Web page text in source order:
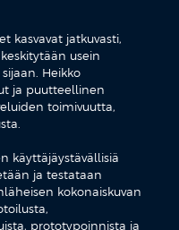
kasvavat jatkuvasti,
usein
Heikko
ja puutteellinen
toimivuutta,
käyttäjäystävällisiä
ja testataan
kokonaiskuvan
prototypoinnista ja